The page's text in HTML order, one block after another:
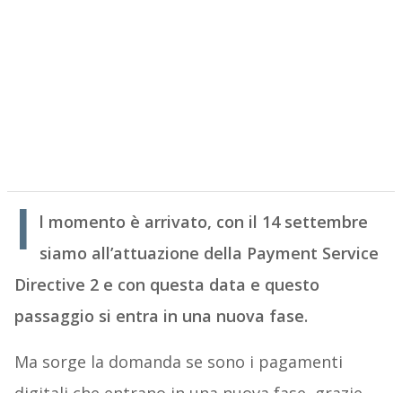
I
l momento è arrivato, con il 14 settembre
siamo all’attuazione della Payment Service
Directive 2 e con questa data e questo
passaggio si entra in una nuova fase.
Ma sorge la domanda se sono i pagamenti